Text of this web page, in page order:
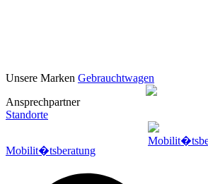
Unsere Marken Gebrauchtwagen
Ansprechpartner
Standorte
Mobilit�tsberatung